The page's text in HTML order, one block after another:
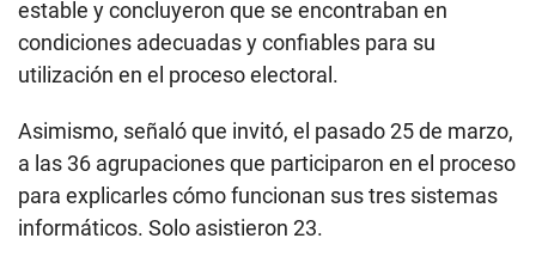
estable y concluyeron que se encontraban en
condiciones adecuadas y confiables para su
utilización en el proceso electoral.
Asimismo, señaló que invitó, el pasado 25 de marzo,
a las 36 agrupaciones que participaron en el proceso
para explicarles cómo funcionan sus tres sistemas
informáticos. Solo asistieron 23.